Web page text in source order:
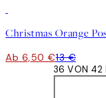
Christmas Orange
Ab 6,50 €13 €
36 VON 42